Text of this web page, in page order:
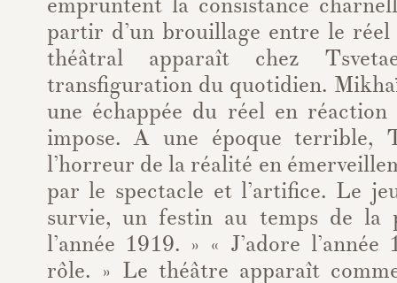
partir d’un brouillage entre le
théâtral apparaît chez
transfiguration du quotidien.
une échappée du réel en
impose. A une époque terrible,
l’horreur de la réalité en
par le spectacle et l’artifice. Le
survie, un festin au temps de la
l’année 1919. » « J’adore
rôle. » Le théâtre apparaît